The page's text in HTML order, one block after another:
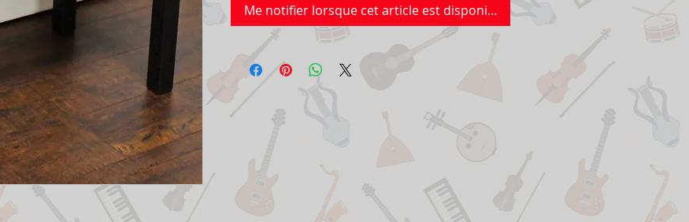
Me notifier lorsque cet article est disponible